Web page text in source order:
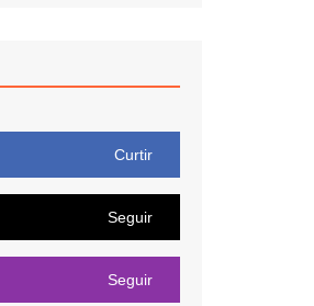
Curtir
Seguir
Seguir